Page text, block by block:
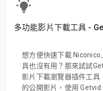
多功能影片下載工具 -
想方便快速下載
具也沒有用？那來試試
影片下載瀏覽器插件工具
的公開影片，使用